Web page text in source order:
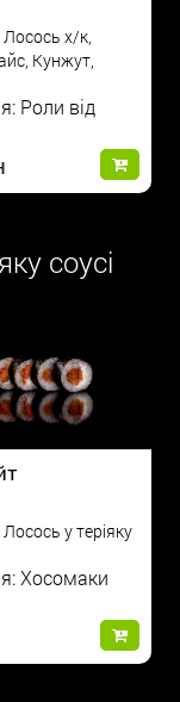
х/к,
Кунжут,
Роли від
соусі
у теріяку
Хосомаки